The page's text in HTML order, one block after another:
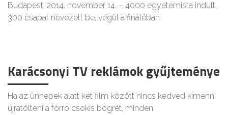
Budapest, 2014. november 14. – 4000 egyetemista indult,
300 csapat nevezett be, végül a fináléban
Karácsonyi TV reklámok gyűjteménye
Ha az ünnepek alatt két film között nincs kedved kimenni
újratölteni a forró csokis bögrét, minden